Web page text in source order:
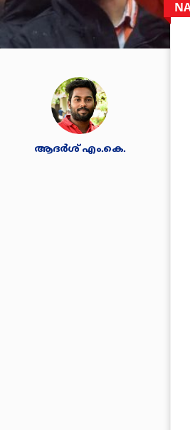
ആദർശ് എം.കെ.